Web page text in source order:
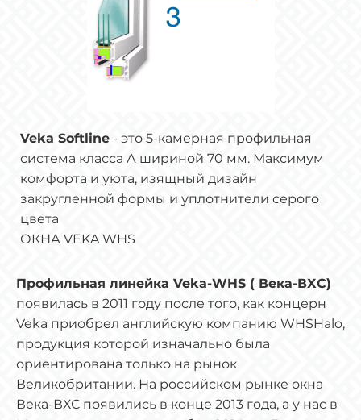
Veka Softline - это 5-камерная профильная
система класса А шириной 70 мм. Максимум
комфорта и уюта, изящный дизайн
закругленной формы и уплотнители серого
цвета
ОКНА VEKA WHS
Профильная линейка Veka-WHS ( Века-ВХС)
появилась в 2011 году после того, как концерн
Veka приобрел английскую компанию WHSHalo,
продукция которой изначально была
ориентирована только на рынок
Великобритании. На российском рынке окна
Века-ВХС появились в конце 2013 года, а у нас в